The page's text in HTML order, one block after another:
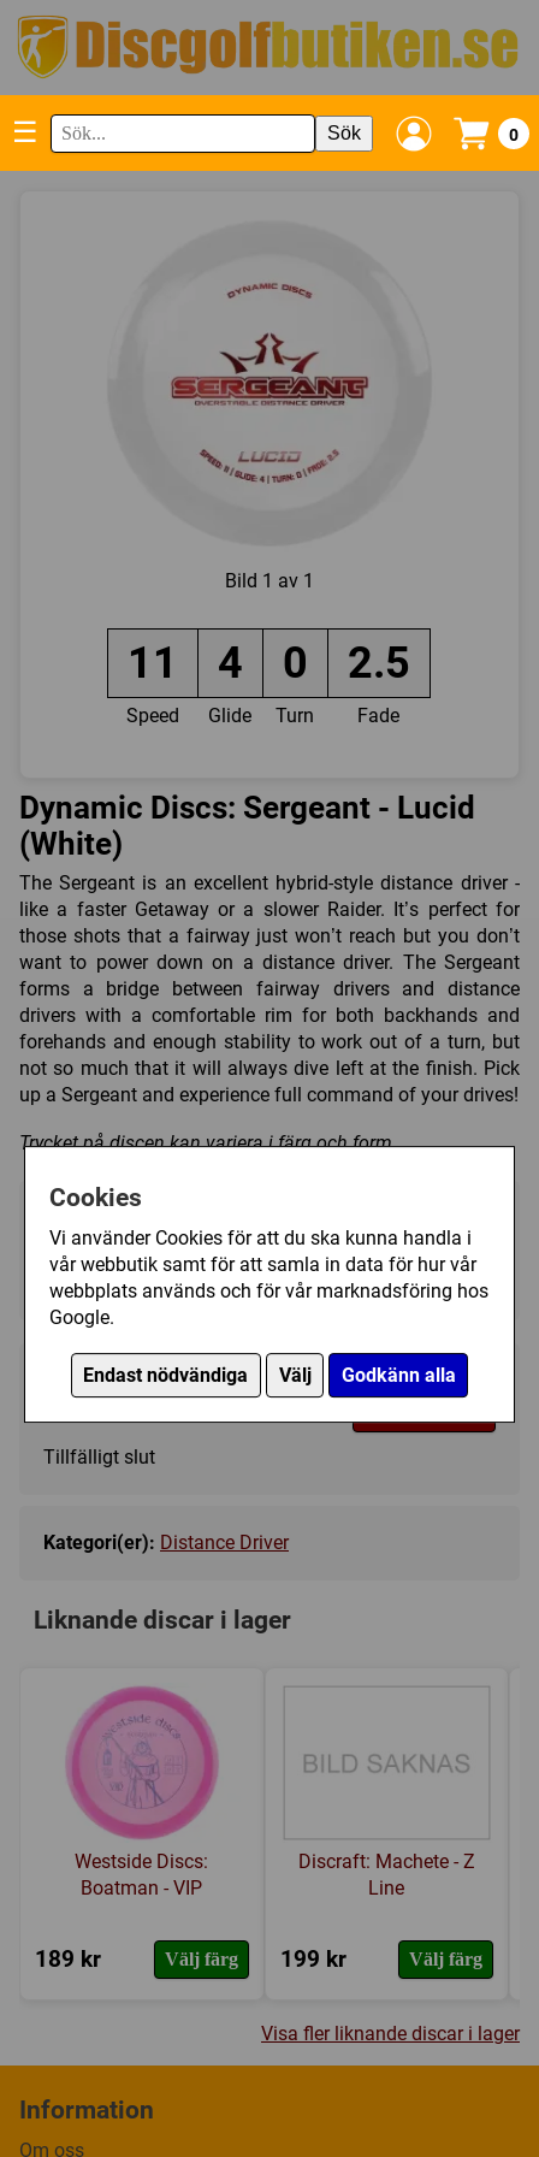
Cookies
Vi använder Cookies för att du ska kunna handla i
vår webbutik samt för att samla in data för hur vår
webbplats används och för vår marknadsföring hos
Google.
Endast nödvändiga Välj Godkänn alla
☰ Sök 0
Bild 1 av 1
11 4 0 2.5
Speed Glide Turn Fade
Dynamic Discs: Sergeant - Lucid
(White)
The Sergeant is an excellent hybrid-style distance driver -
like a faster Getaway or a slower Raider. It’s perfect for
those shots that a fairway just won’t reach but you don’t
want to power down on a distance driver. The Sergeant
forms a bridge between fairway drivers and distance
drivers with a comfortable rim for both backhands and
forehands and enough stability to work out of a turn, but
not so much that it will always dive left at the finish. Pick
up a Sergeant and experience full command of your drives!
Trycket på discen kan variera i färg och form.
White - Ej i lager ▼
189 kr Bevaka
Tillfälligt slut
Kategori(er): Distance Driver
Liknande discar i lager
Westside Discs:
Boatman - VIP
189 kr Välj färg
Discraft: Machete - Z
Line
199 kr Välj färg
Visa fler liknande discar i lager
Information
Om oss